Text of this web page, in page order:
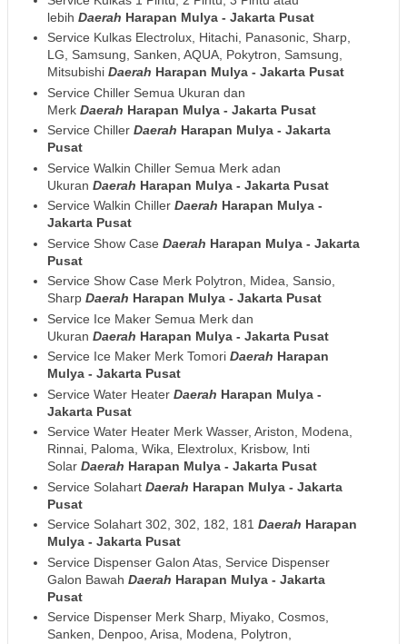
lebih Daerah Harapan Mulya - Jakarta Pusat
Service Kulkas Electrolux, Hitachi, Panasonic, Sharp,
LG, Samsung, Sanken, AQUA, Pokytron, Samsung,
Mitsubishi Daerah Harapan Mulya - Jakarta Pusat
Service Chiller Semua Ukuran dan
Merk Daerah Harapan Mulya - Jakarta Pusat
Service Chiller Daerah Harapan Mulya - Jakarta
Pusat
Service Walkin Chiller Semua Merk adan
Ukuran Daerah Harapan Mulya - Jakarta Pusat
Service Walkin Chiller Daerah Harapan Mulya -
Jakarta Pusat
Service Show Case Daerah Harapan Mulya - Jakarta
Pusat
Service Show Case Merk Polytron, Midea, Sansio,
Sharp Daerah Harapan Mulya - Jakarta Pusat
Service Ice Maker Semua Merk dan
Ukuran Daerah Harapan Mulya - Jakarta Pusat
Service Ice Maker Merk Tomori Daerah Harapan
Mulya - Jakarta Pusat
Service Water Heater Daerah Harapan Mulya -
Jakarta Pusat
Service Water Heater Merk Wasser, Ariston, Modena,
Rinnai, Paloma, Wika, Elextrolux, Krisbow, Inti
Solar Daerah Harapan Mulya - Jakarta Pusat
Service Solahart Daerah Harapan Mulya - Jakarta
Pusat
Service Solahart 302, 302, 182, 181 Daerah Harapan
Mulya - Jakarta Pusat
Service Dispenser Galon Atas, Service Dispenser
Galon Bawah Daerah Harapan Mulya - Jakarta
Pusat
Service Dispenser Merk Sharp, Miyako, Cosmos,
Sanken, Denpoo, Arisa, Modena, Polytron,